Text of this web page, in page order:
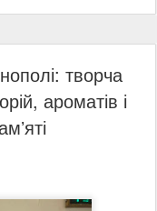
творча
ароматів і